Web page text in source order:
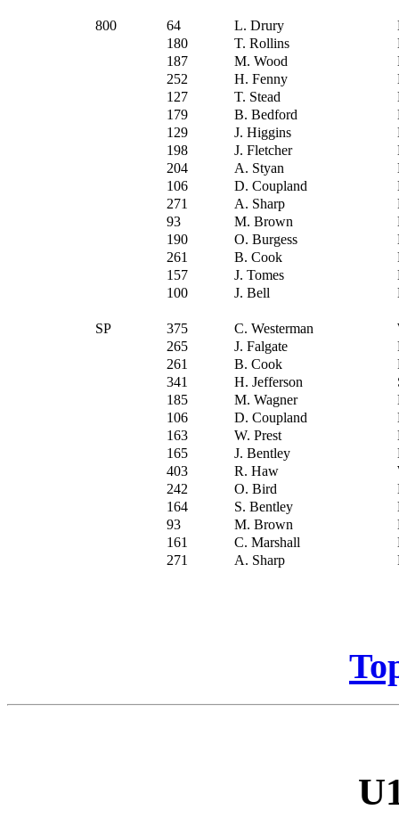
800 64 L. Drury
180
T. Rollins
187
M. Wood
252
H. Fenny
127
T. Stead
179
B. Bedford
129
J. Higgins
198
J. Fletcher
204
A. Styan
106
D. Coupland
271
A. Sharp
93
M. Brown
190
O. Burgess
261
B. Cook
157
J. Tomes
100
J. Bell
SP 375 C. Westerman
265
J. Falgate
261
B. Cook
341
H. Jefferson
185
M. Wagner
106
D. Coupland
163
W. Prest
165
J. Bentley
403
R. Haw
242
O. Bird
164
S. Bentley
93
M. Brown
161
C. Marshall
271
A. Sharp